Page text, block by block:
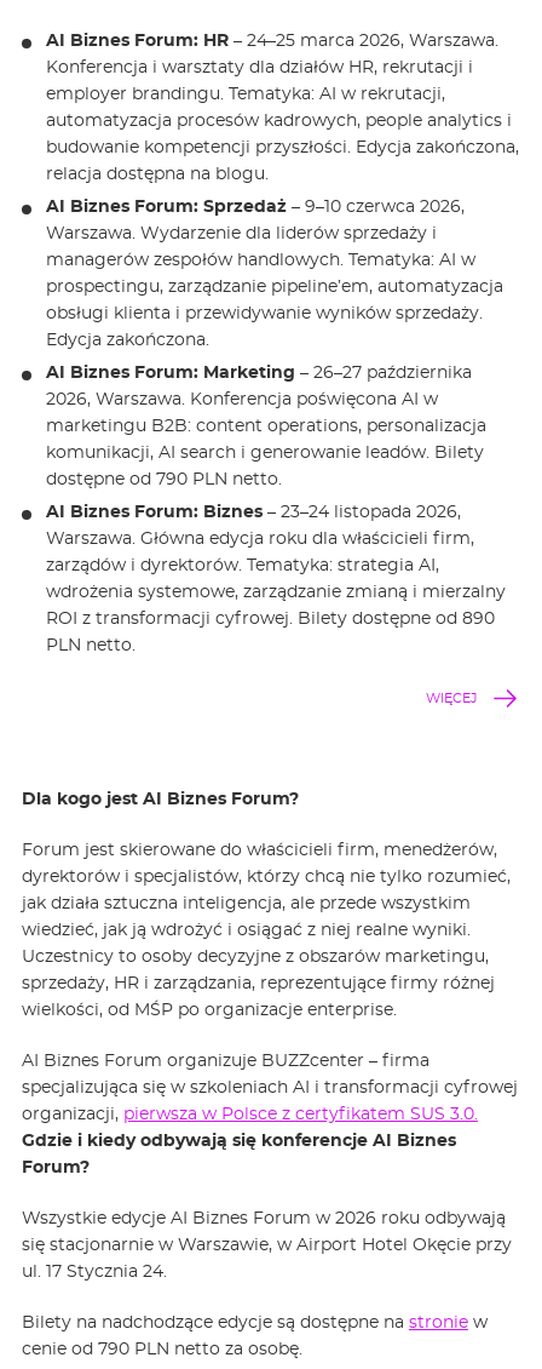
AI Biznes Forum: HR– 24–25 marca 2026, Warszawa.
Konferencja i warsztaty dla działów HR, rekrutacji i
employer brandingu. Tematyka: AI w rekrutacji,
automatyzacja procesów kadrowych, people analytics i
budowanie kompetencji przyszłości. Edycja zakończona,
relacja dostępna na blogu.
AI Biznes Forum: Sprzedaż– 9–10 czerwca 2026,
Warszawa. Wydarzenie dla liderów sprzedaży i
managerów zespołów handlowych. Tematyka: AI w
prospectingu, zarządzanie pipeline’em, automatyzacja
obsługi klienta i przewidywanie wyników sprzedaży.
Edycja zakończona.
AI Biznes Forum: Marketing – 26–27 października
2026, Warszawa. Konferencja poświęcona AI w
marketingu B2B: content operations, personalizacja
komunikacji, AI search i generowanie leadów. Bilety
dostępne od 790 PLN netto.
AI Biznes Forum: Biznes– 23–24 listopada 2026,
Warszawa. Główna edycja roku dla właścicieli firm,
zarządów i dyrektorów. Tematyka: strategia AI,
wdrożenia systemowe, zarządzanie zmianą i mierzalny
ROI z transformacji cyfrowej. Bilety dostępne od 890
PLN netto.
WIĘCEJ
Dla kogo jest AI Biznes Forum?
Forum jest skierowane do właścicieli firm, menedżerów,
dyrektorów i specjalistów, którzy chcą nie tylko rozumieć,
jak działa sztuczna inteligencja, ale przede wszystkim
wiedzieć, jak ją wdrożyć i osiągać z niej realne wyniki.
Uczestnicy to osoby decyzyjne z obszarów marketingu,
sprzedaży, HR i zarządzania, reprezentujące firmy różnej
wielkości, od MŚP po organizacje enterprise.
AI Biznes Forum organizuje BUZZcenter – firma
specjalizująca się w szkoleniach AI i transformacji cyfrowej
organizacji, pierwsza w Polsce z certyfikatem SUS 3.0.
Gdzie i kiedy odbywają się konferencje AI Biznes
Forum?
Wszystkie edycje AI Biznes Forum w 2026 roku odbywają
się stacjonarnie w Warszawie, w Airport Hotel Okęcie przy
ul. 17 Stycznia 24.
Bilety na nadchodzące edycje są dostępne na stroniew
cenie od 790 PLN netto za osobę.